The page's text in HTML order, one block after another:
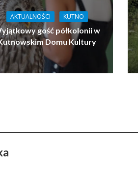
AKTUALNOŚCI KUTNO
gość półkolonii w
Domu Kultury